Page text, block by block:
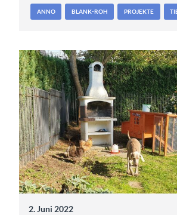
ANNO BLANK-ROH PROJEKTE
2. Juni 2022